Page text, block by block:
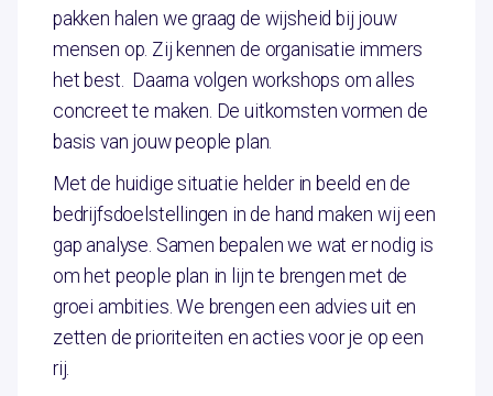
pakken halen we graag de wijsheid bij jouw
mensen op. Zij kennen de organisatie immers
het best. Daarna volgen workshops om alles
concreet te maken. De uitkomsten vormen de
basis van jouw people plan.
Met de huidige situatie helder in beeld en de
bedrijfsdoelstellingen in de hand maken wij een
gap analyse. Samen bepalen we wat er nodig is
om het people plan in lijn te brengen met de
groei ambities. We brengen een advies uit en
zetten de prioriteiten en acties voor je op een
rij.